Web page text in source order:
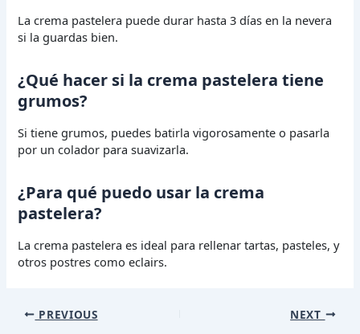
La crema pastelera puede durar hasta 3 días en la nevera
si la guardas bien.
¿Qué hacer si la crema pastelera tiene
grumos?
Si tiene grumos, puedes batirla vigorosamente o pasarla
por un colador para suavizarla.
¿Para qué puedo usar la crema
pastelera?
La crema pastelera es ideal para rellenar tartas, pasteles, y
otros postres como eclairs.
Post
PREVIOUS NEXT